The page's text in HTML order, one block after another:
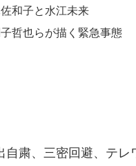
和子と水江未来
哲也らが描く緊急事態
粛、三密回避、テ